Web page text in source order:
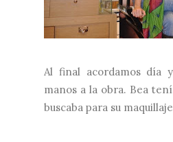
Al final acordamos día
manos a la obra. Bea
buscaba para su